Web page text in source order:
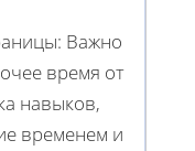
Важно
время от
навыков,
временем и